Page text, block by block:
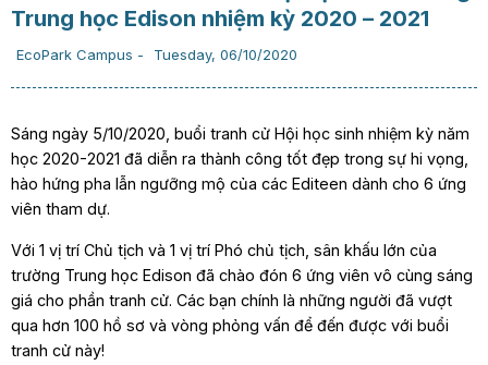
Trung học Edison nhiệm kỳ 2020 – 2021
EcoPark Campus - Tuesday, 06/10/2020
Sáng ngày 5/10/2020, buổi tranh cử Hội học sinh nhiệm kỳ năm
học 2020-2021 đã diễn ra thành công tốt đẹp trong sự hi vọng,
hào hứng pha lẫn ngưỡng mộ của các Editeen dành cho 6 ứng
viên tham dự.
Với 1 vị trí Chủ tịch và 1 vị trí Phó chủ tịch, sân khấu lớn của
trường Trung học Edison đã chào đón 6 ứng viên vô cùng sáng
giá cho phần tranh cử. Các bạn chính là những người đã vượt
qua hơn 100 hồ sơ và vòng phỏng vấn để đến được với buổi
tranh cử này!